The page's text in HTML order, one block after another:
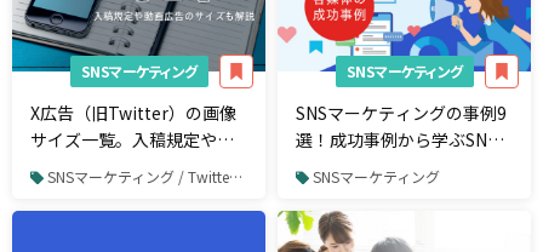
SNSマーケティング
X広告（旧Twitter）の画像
サイズ一覧。入稿規定や動
画広告のサイズも解説
SNSマーケティング / Twitter / Twitter広告
SNSマーケティング
SNSマーケティングの事例9
選！成功事例から学ぶSNS
の運営方法
SNSマーケティング